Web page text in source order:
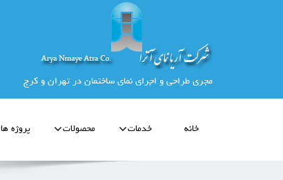
مجری طراحی و اجرای نمای ساختمان در تهران و کرج
خانه خدمات محصولات پروژه ها